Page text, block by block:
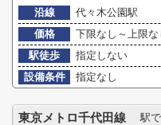
沿線
代々木公園駅
価格
下限なし～上限な
駅徒歩
指定しない
設備条件
指定なし
東京メトロ千代田線 駅で